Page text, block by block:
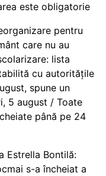
este obligatorie
pentru
care nu au
lista
cu autoritățile
spune un
5 august / Toate
până pe 24
Estrella Bontilă:
s-a încheiat a